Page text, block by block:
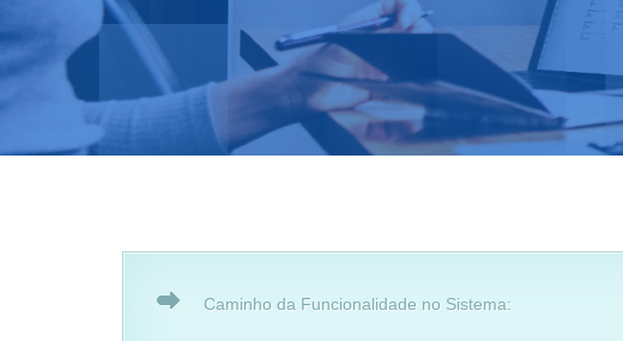
Caminho da Funcionalidade no Sistema: